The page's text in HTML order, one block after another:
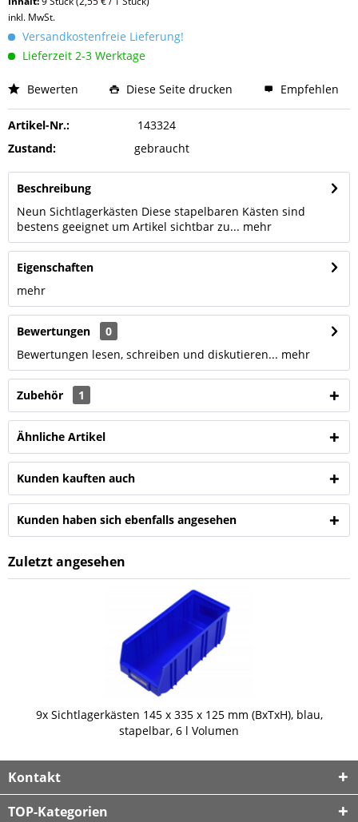
inkl. MwSt.
Versandkostenfreie Lieferung!
Lieferzeit 2-3 Werktage
Bewerten Diese Seite drucken Empfehlen
Artikel-Nr.:
143324
Zustand:
gebraucht
Beschreibung
Neun Sichtlagerkästen Diese stapelbaren Kästen sind
bestens geeignet um Artikel sichtbar zu... mehr
Eigenschaften
mehr
Bewertungen
0
Bewertungen lesen, schreiben und diskutieren... mehr
Zubehör 1
Ähnliche Artikel
Kunden kauften auch
Kunden haben sich ebenfalls angesehen
Zuletzt angesehen
9x Sichtlagerkästen 145 x 335 x 125 mm (BxTxH), blau,
stapelbar, 6 l Volumen
Kontakt
TOP-Kategorien